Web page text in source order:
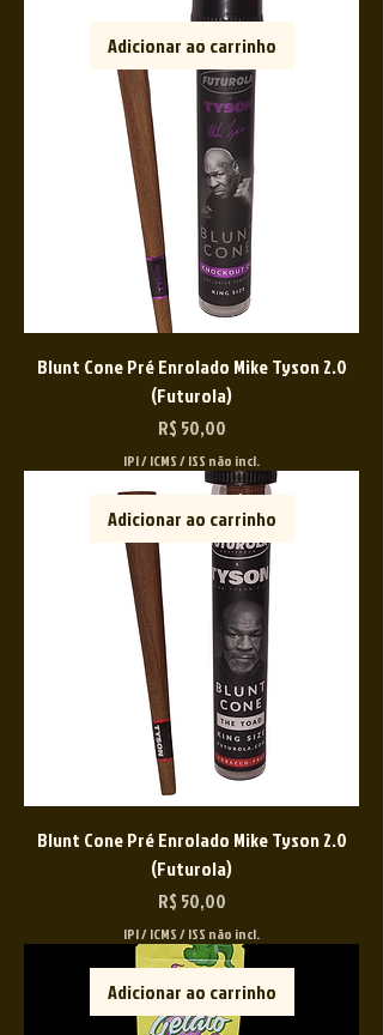
Adicionar ao carrinho
Blunt Cone Pré Enrolado Mike Tyson 2.0
(Futurola)
Preço
R$ 50,00
IPI / ICMS / ISS não incl.
Adicionar ao carrinho
Blunt Cone Pré Enrolado Mike Tyson 2.0
(Futurola)
Preço
R$ 50,00
IPI / ICMS / ISS não incl.
Adicionar ao carrinho